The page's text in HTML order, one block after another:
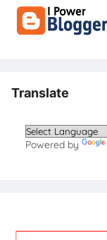
Translate
Powered by